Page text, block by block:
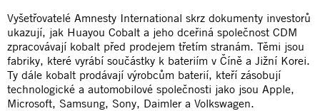
Vyšetřovatelé Amnesty International skrz dokumenty investorů
ukazují, jak Huayou Cobalt a jeho dceřiná společnost CDM
zpracovávají kobalt před prodejem třetím stranám. Těmi jsou
fabriky, které vyrábí součástky k bateriím v Číně a Jižní Korei.
Ty dále kobalt prodávají výrobcům baterií, kteří zásobují
technologické a automobilové společnosti jako jsou Apple,
Microsoft, Samsung, Sony, Daimler a Volkswagen.